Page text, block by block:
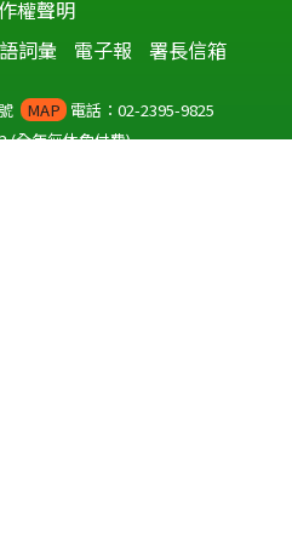
權聲明
詞彙 電子報 署長信箱
MAP 電話：02-2395-9825
(全年無休免付費)